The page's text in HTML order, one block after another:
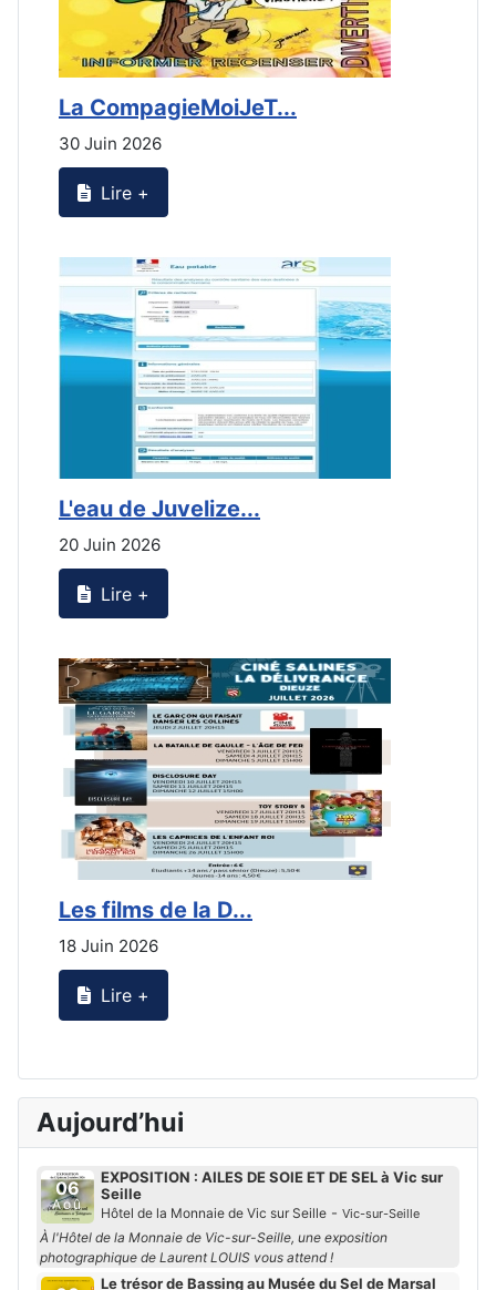
La CompagieMoiJeT...
30 Juin 2026
Lire +
L'eau de Juvelize...
20 Juin 2026
Lire +
Les films de la D...
18 Juin 2026
Lire +
Aujourd’hui
06
Aoû
EXPOSITION : AILES DE SOIE ET DE SEL à Vic sur
Seille
Hôtel de la Monnaie de Vic sur Seille - Vic-sur-Seille
À l'Hôtel de la Monnaie de Vic-sur-Seille, une exposition
photographique de Laurent LOUIS vous attend !
Le trésor de Bassing au Musée du Sel de Marsal